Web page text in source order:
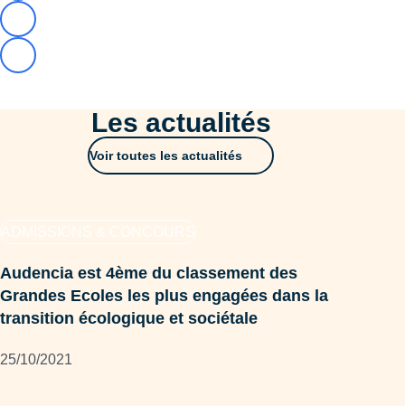
Les actualités
Voir toutes les actualités
Audencia est 4ème du classement des
Grandes Ecoles les plus engagées dans la
transition écologique et sociétale
25/10/2021